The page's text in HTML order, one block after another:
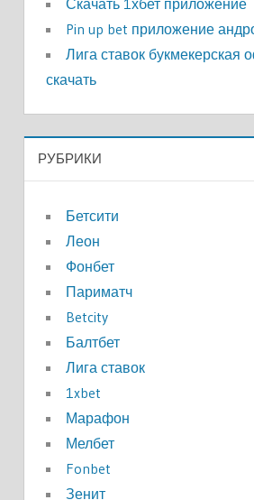
Скачать 1хбет приложение
Pin up bet приложение
Лига ставок букмекерская
скачать
РУБРИКИ
Бетсити
Леон
Фонбет
Париматч
Betcity
Балтбет
Лига ставок
1xbet
Марафон
Мелбет
Fonbet
Зенит